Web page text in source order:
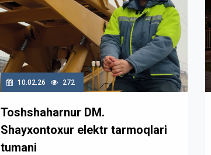
10.02.26 272
Toshshaharnur DM.
Shayxontoxur elektr tarmoqlari
tumani